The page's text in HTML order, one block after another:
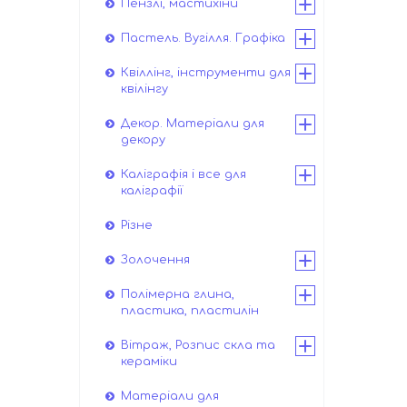
Пензлі, мастихіни
Пастель. Вугілля. Графіка
Квіллінг, інструменти для
квілінгу
Декор. Матеріали для
декору
Каліграфія і все для
каліграфії
Різне
Золочення
Полімерна глина,
пластика, пластилін
Вітраж, Розпис скла та
кераміки
Матеріали для